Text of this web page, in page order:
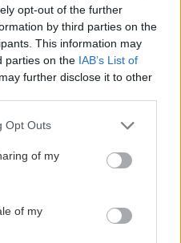
opt-out of the further
by third parties on the
This information may
parties on the IAB’s List of
further disclose it to other
uses one or more Google
behaviour. You may click to
and its third-party tags to
purposes in below Google
Opt Outs
of my
of my